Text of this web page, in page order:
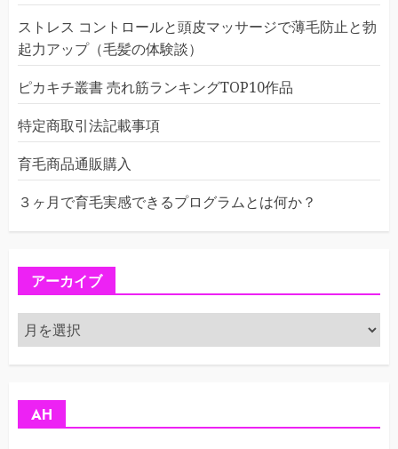
ストレス コントロールと頭皮マッサージで薄毛防止と勃
起力アップ（毛髪の体験談）
ピカキチ叢書 売れ筋ランキングTOP10作品
特定商取引法記載事項
育毛商品通販購入
３ヶ月で育毛実感できるプログラムとは何か？
アーカイブ
ア
ー
カ
AH